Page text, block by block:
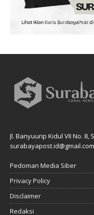
Jl. Banyuurip Kidul VII No. 8,
surabayapost.id@gmail.com
Pedoman Media Siber
Privacy Policy
Disclaimer
Redaksi